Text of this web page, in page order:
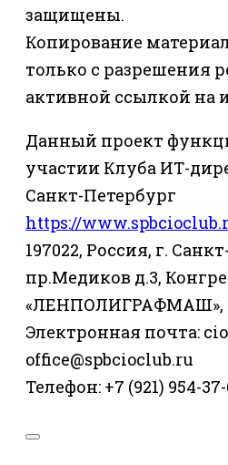
защищены.
Копирование
только с разрешения
активной ссылкой на
Данный проект
участии Клуба ИТ-
Санкт-Петербург
https://
197022, Россия, г.
пр.Медиков д.3,
«ЛЕНПОЛИГРАФМАШ»,
Электронная почта:
office@spbcioclub.ru
Телефон: +7 (921) 954-